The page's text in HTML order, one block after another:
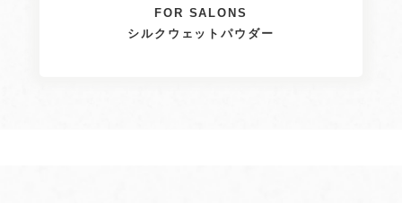
FOR SALONS
シルクウェットパウダー